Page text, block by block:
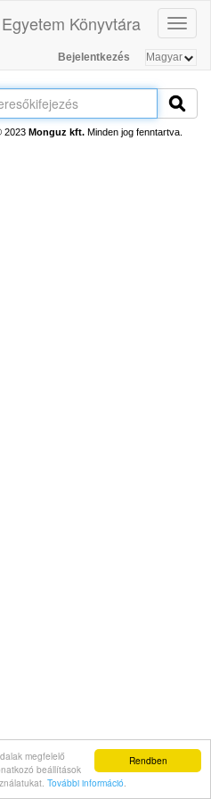
Rendben
megfelelő
beállítások
További információ.
Könyvtára
Bejelentkezés
Monguz kft.Minden jog fenntartva.